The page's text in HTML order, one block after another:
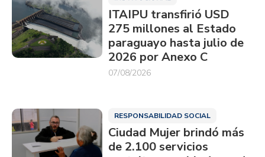
ITAIPU transfirió USD
275 millones al Estado
paraguayo hasta julio de
2026 por Anexo C
07/08/2026
RESPONSABILIDAD SOCIAL
Ciudad Mujer brindó más
de 2.100 servicios